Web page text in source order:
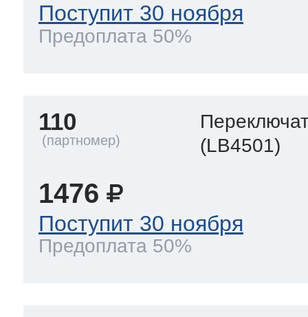
Поступит 30 ноября
Предоплата 50%
110
(LB4501)
1476
Поступит 30 ноября
Предоплата 50%